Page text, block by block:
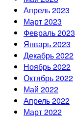
Апрель 2023
Март 2023
Февраль 2023
Январь 2023
Декабрь 2022
Ноябрь 2022
Октябрь 2022
Май 2022
Апрель 2022
Март 2022